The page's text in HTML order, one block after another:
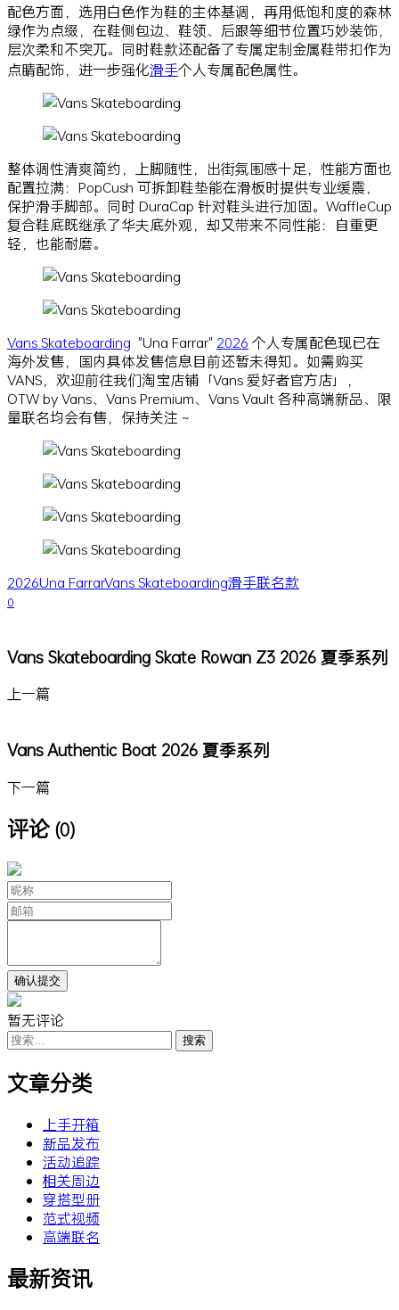
配色方面，选用白色作为鞋的主体基调，再用低饱和度的森林
绿作为点缀，在鞋侧包边、鞋领、后跟等细节位置巧妙装饰，
层次柔和不突兀。同时鞋款还配备了专属定制金属鞋带扣作为
点睛配饰，进一步强化滑手个人专属配色属性。
整体调性清爽简约，上脚随性，出街氛围感十足，性能方面也
配置拉满：PopCush 可拆卸鞋垫能在滑板时提供专业缓震，
保护滑手脚部。同时 DuraCap 针对鞋头进行加固。WaffleCup
复合鞋底既继承了华夫底外观，却又带来不同性能：自重更
轻，也能耐磨。
Vans Skateboarding "Una Farrar" 2026 个人专属配色现已在
海外发售，国内具体发售信息目前还暂未得知。如需购买
VANS，欢迎前往我们淘宝店铺「Vans 爱好者官方店」，
OTW by Vans、Vans Premium、Vans Vault 各种高端新品、限
量联名均会有售，保持关注 ~
2026Una FarrarVans Skateboarding滑手联名款
0
Vans Skateboarding Skate Rowan Z3 2026 夏季系列
上一篇
Vans Authentic Boat 2026 夏季系列
下一篇
评论 (0)
暂无评论
搜
索：
文章分类
上手开箱
新品发布
活动追踪
相关周边
穿搭型册
范式视频
高端联名
最新资讯